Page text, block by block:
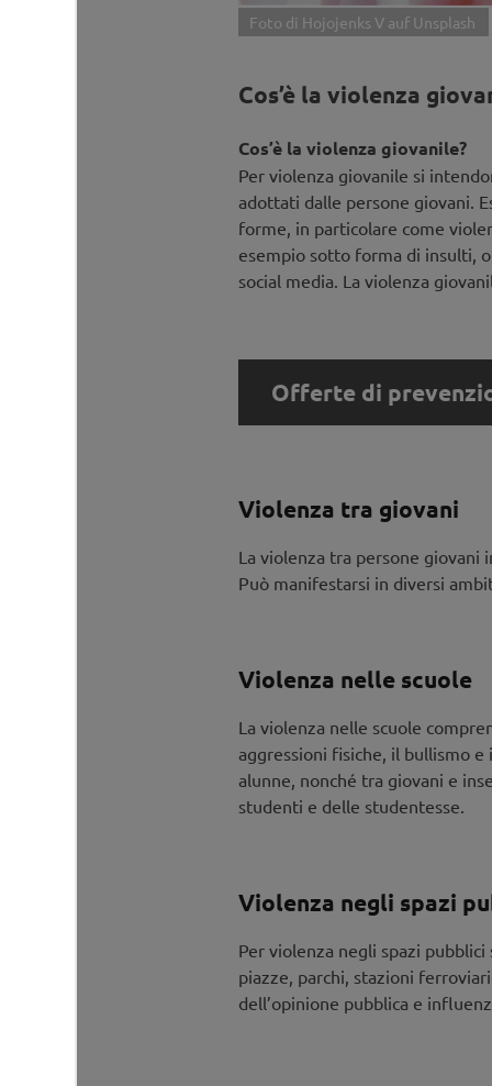
Foto di Hojojenks V auf Unsplash
Cos’è la violenza
Cos’è la violenza giovanile?
Per violenza giovanile si
adottati dalle persone giovani.
forme, in particolare come
esempio sotto forma di insulti,
social media. La violenza
Offerte di
Formazione:
fattori di rischio e di
Serata informativa:
La prevenzione della
Un rapporto familiare
Coaching specialistico
Supporto e consulenza
specializzato, anche
Violenza tra giovani
La violenza tra persone giovani
Può manifestarsi in diversi
Violenza nelle scuole
La violenza nelle scuole
aggressioni fisiche, il bullismo
alunne, nonché tra giovani e
studenti e delle studentesse.
Violenza negli spazi
Per violenza negli spazi
piazze, parchi, stazioni
dell’opinione pubblica e